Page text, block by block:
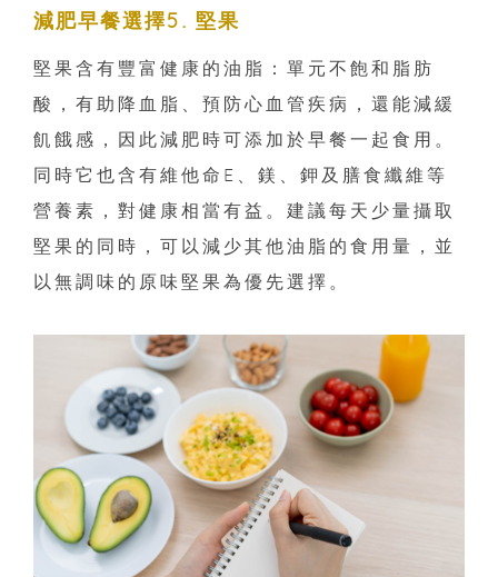
減肥早餐選擇5. 堅果
堅果含有豐富健康的油脂：單元不飽和脂肪
酸，有助降血脂、預防心血管疾病，還能減緩
飢餓感，因此減肥時可添加於早餐一起食用。
同時它也含有維他命E、鎂、鉀及膳食纖維等
營養素，對健康相當有益。建議每天少量攝取
堅果的同時，可以減少其他油脂的食用量，並
以無調味的原味堅果為優先選擇。